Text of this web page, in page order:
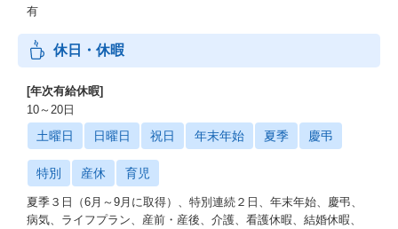
有
休日・休暇
[年次有給休暇]
10～20日
土曜日 日曜日 祝日 年末年始 夏季 慶弔
特別 産休 育児
夏季３日（6月～9月に取得）、特別連続２日、年末年始、慶弔、
病気、ライフプラン、産前・産後、介護、看護休暇、結婚休暇、